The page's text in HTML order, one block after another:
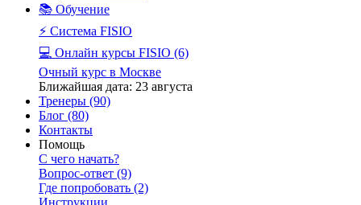
📚 Обучение
⚡️ Система FISIO
💻 Онлайн курсы FISIO (6)
Очный курс в Москве
Ближайшая дата: 23 августа
Тренеры (90)
Блог (80)
Контакты
Помощь
С чего начать?
Вопрос-ответ (9)
Где попробовать (2)
Инструкции